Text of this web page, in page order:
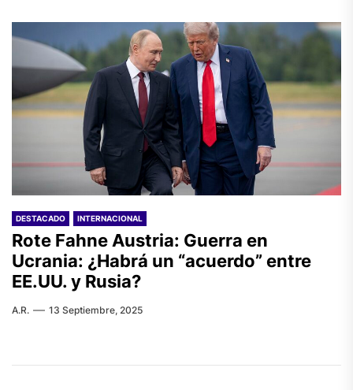
DESTACADO INTERNACIONAL
Rote Fahne Austria: Guerra en
Ucrania: ¿Habrá un “acuerdo” entre
EE.UU. y Rusia?
A.R. 13 Septiembre, 2025